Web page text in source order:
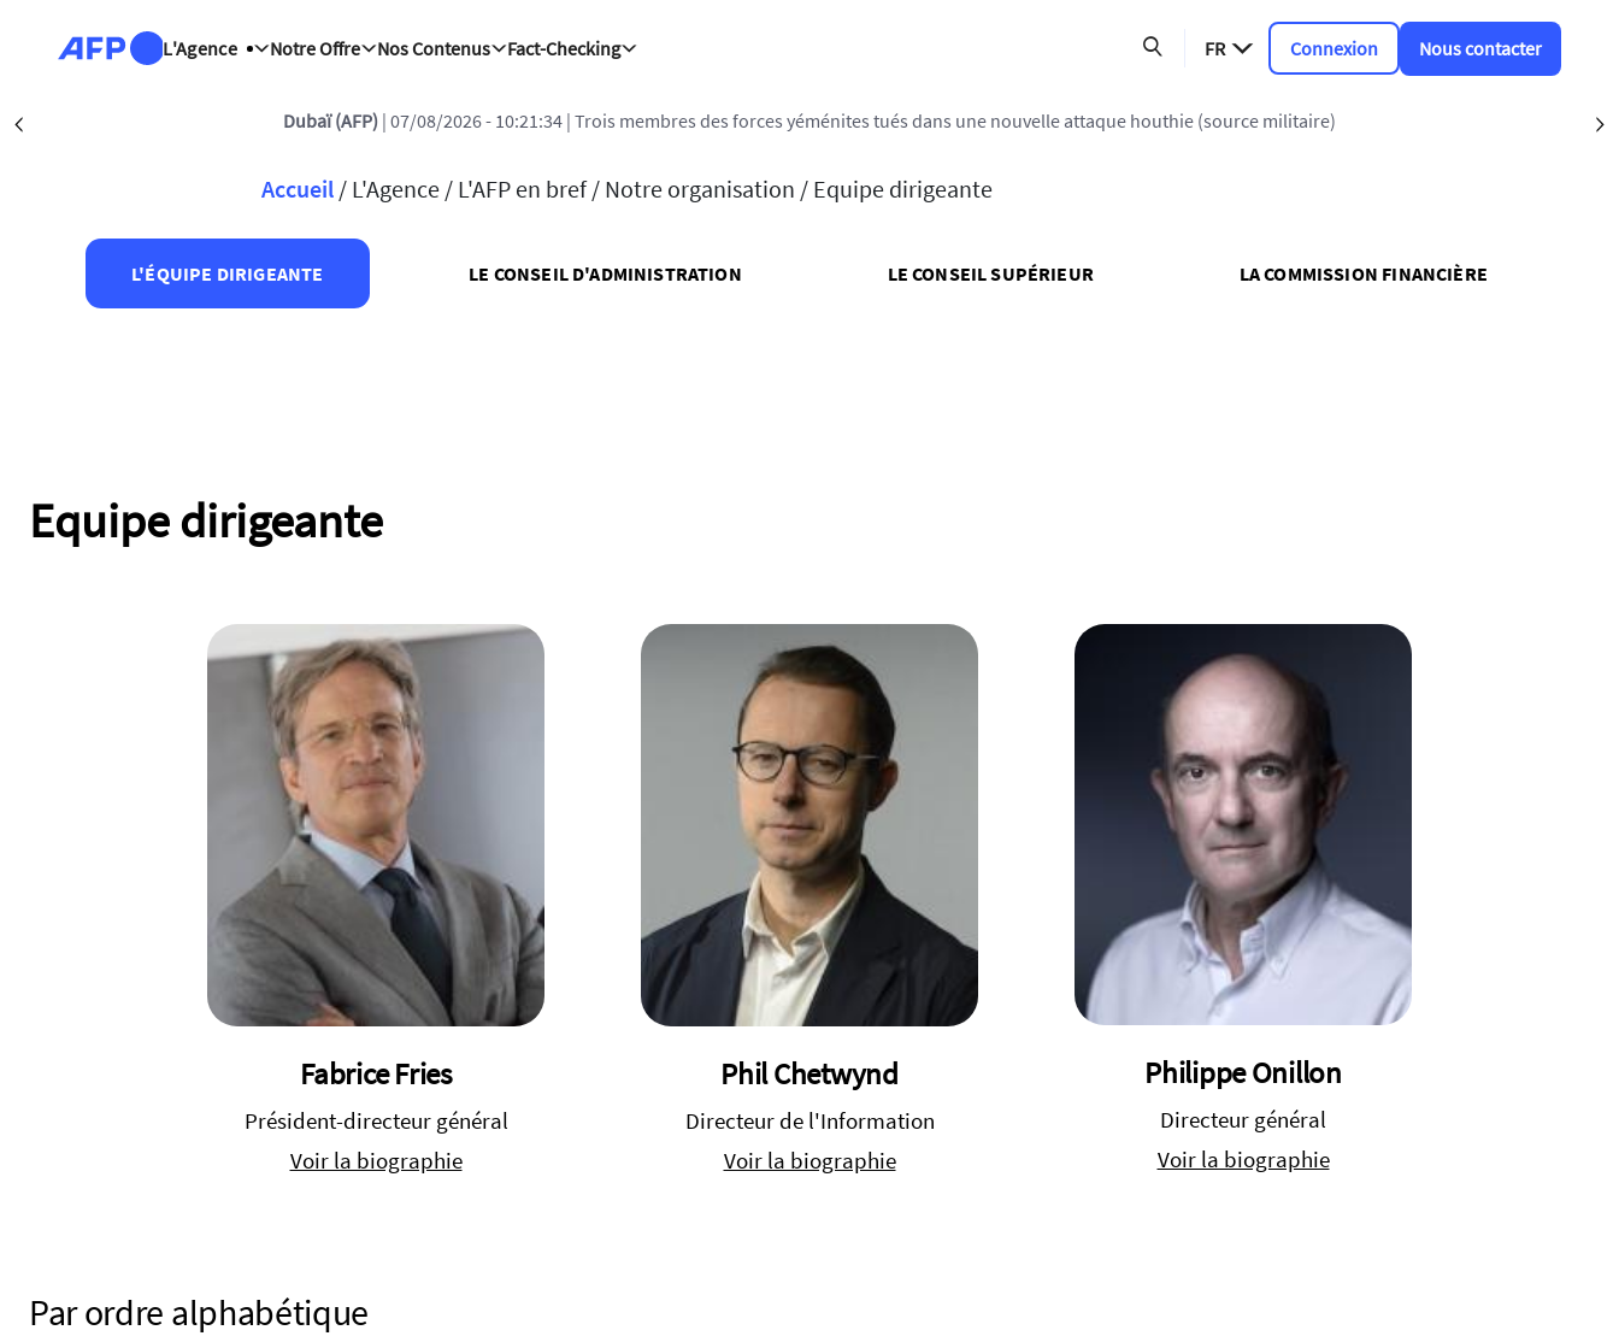
L'Agence
Notre Offre Nos Contenus Fact-Checking FR Connexion Nous contacter
Dubaï (AFP) | 07/08/2026 - 10:21:34 | Trois membres des forces yéménites tués dans une nouvelle attaque houthie (source militaire)
Fil d'Ariane
Accueil / L'Agence / L'AFP en bref / Notre organisation / Equipe dirigeante
L'ÉQUIPE DIRIGEANTE LE CONSEIL D'ADMINISTRATION LE CONSEIL SUPÉRIEUR LA COMMISSION FINANCIÈRE
Equipe dirigeante
Fabrice Fries
Président-directeur général
Voir la biographie
Phil Chetwynd
Directeur de l'Information
Voir la biographie
Philippe Onillon
Directeur général
Voir la biographie
Par ordre alphabétique